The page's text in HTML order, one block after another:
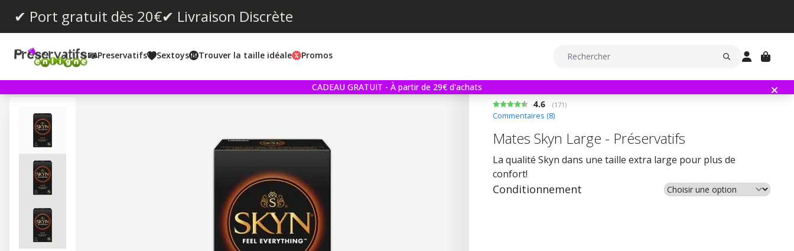
✔ Port gratuit dès 20€✔ Livraison Discrète
Preservatifs Sextoys Trouver la taille idéale Promos
CADEAU GRATUIT - À partir de 29€ d'achats
Note moyenne:
4.6 (votes:
171)
Commentaires (8)
Mates Skyn Large - Préservatifs
La qualité Skyn dans une taille extra large pour plus de
confort!
Conditionnement